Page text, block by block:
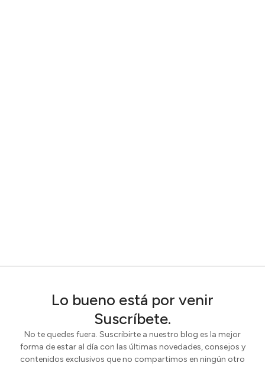
Lo bueno está por venir
Suscríbete.
No te quedes fuera. Suscribirte a nuestro blog es la mejor
forma de estar al día con las últimas novedades, consejos y
contenidos exclusivos que no compartimos en ningún otro